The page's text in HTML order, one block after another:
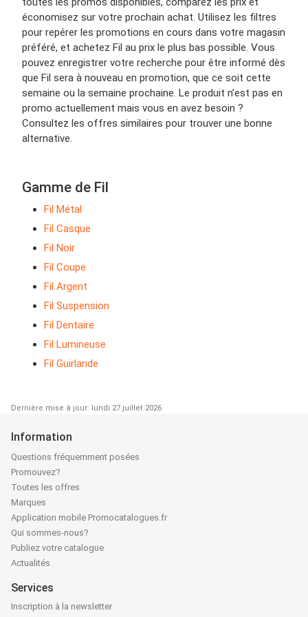
économisez sur votre prochain achat. Utilisez les filtres
pour repérer les promotions en cours dans votre magasin
préféré, et achetez Fil au prix le plus bas possible. Vous
pouvez enregistrer votre recherche pour être informé dès
que Fil sera à nouveau en promotion, que ce soit cette
semaine ou la semaine prochaine. Le produit n’est pas en
promo actuellement mais vous en avez besoin ?
Consultez les offres similaires pour trouver une bonne
alternative.
Gamme de Fil
Fil Métal
Fil Casque
Fil Noir
Fil Coupe
Fil Argent
Fil Suspension
Fil Dentaire
Fil Lumineuse
Fil Guirlande
Dernière mise à jour: lundi 27 juillet 2026
Information
Questions fréquemment posées
Promouvez?
Toutes les offres
Marques
Application mobile Promocatalogues.fr
Qui sommes-nous?
Publiez votre catalogue
Actualités
Services
Inscription à la newsletter